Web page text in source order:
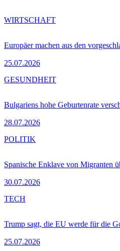
Europäer machen aus den
25.07.2026
WIRTSCHAFT
Bulgariens hohe Geburtenrate
28.07.2026
GESUNDHEIT
Spanische Enklave von Migranten
30.07.2026
POLITIK
Trump sagt, die EU werde für die
25.07.2026
TECH